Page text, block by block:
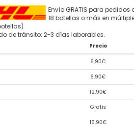
Envío GRATIS para
18 botellas o más en
de tránsito: 2-3 días laborables.
Precio
6,90€
6,90€
12,90€
Gratis
15,90€